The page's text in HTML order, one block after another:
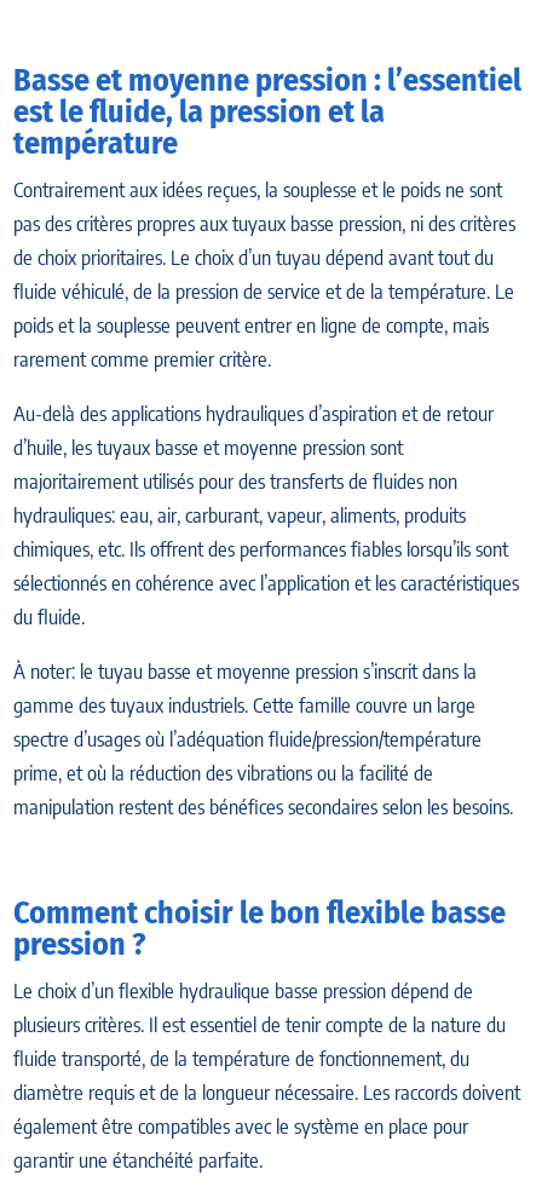
Basse et moyenne pression : l’essentiel
est le fluide, la pression et la
température
Contrairement aux idées reçues, la souplesse et le poids ne sont
pas des critères propres aux tuyaux basse pression, ni des critères
de choix prioritaires. Le choix d’un tuyau dépend avant tout du
fluide véhiculé, de la pression de service et de la température. Le
poids et la souplesse peuvent entrer en ligne de compte, mais
rarement comme premier critère.
Au-delà des applications hydrauliques d’aspiration et de retour
d’huile, les tuyaux basse et moyenne pression sont
majoritairement utilisés pour des transferts de fluides non
hydrauliques: eau, air, carburant, vapeur, aliments, produits
chimiques, etc. Ils offrent des performances fiables lorsqu’ils sont
sélectionnés en cohérence avec l’application et les caractéristiques
du fluide.
À noter: le tuyau basse et moyenne pression s’inscrit dans la
gamme des tuyaux industriels. Cette famille couvre un large
spectre d’usages où l’adéquation fluide/pression/température
prime, et où la réduction des vibrations ou la facilité de
manipulation restent des bénéfices secondaires selon les besoins.
Comment choisir le bon flexible basse
pression ?
Le choix d’un flexible hydraulique basse pression dépend de
plusieurs critères. Il est essentiel de tenir compte de la nature du
fluide transporté, de la température de fonctionnement, du
diamètre requis et de la longueur nécessaire. Les raccords doivent
également être compatibles avec le système en place pour
garantir une étanchéité parfaite.